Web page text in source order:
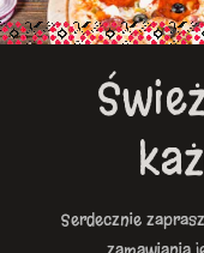
Serdecznie